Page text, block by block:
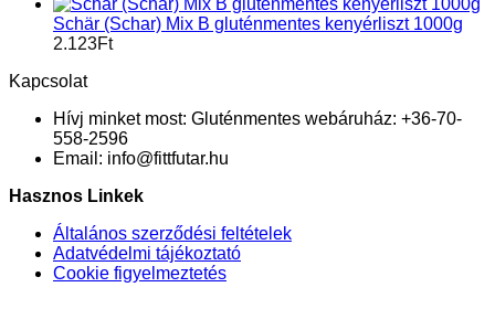
Schär (Schar) Mix B gluténmentes kenyérliszt 1000g
2.123Ft
Kapcsolat
Hívj minket most: Gluténmentes webáruház: +36-70-
558-2596
Email: info@fittfutar.hu
Hasznos Linkek
Általános szerződési feltételek
Adatvédelmi tájékoztató
Cookie figyelmeztetés